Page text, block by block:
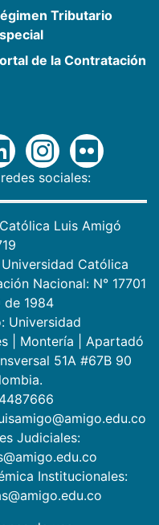
Tributario
de la Contratación
sociales:
Luis Amigó
Universidad Católica
Nacional: N° 17701
de 1984
Universidad
Montería
Apartadó
51A #67B 90
Judiciales:
Institucionales: